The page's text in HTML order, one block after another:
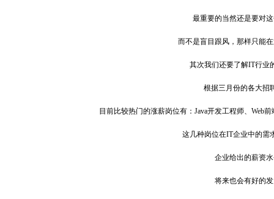
最重要的当然还是要对
而不是盲目跟风，那样只能
其次我们还要了解IT行业
根据三月份的各大招
目前比较热门的涨薪岗位有：Java开发工程师、Web
这几种岗位在IT企业中的需
企业给出的薪资
将来也会有好的